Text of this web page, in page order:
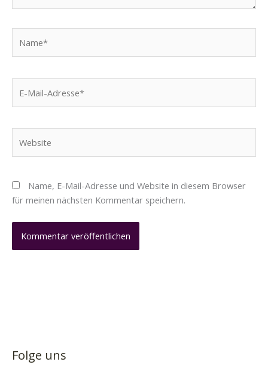
Mail-
Name, E-Mail-Adresse und Website in diesem Browser
für meinen nächsten Kommentar speichern.
Folge uns